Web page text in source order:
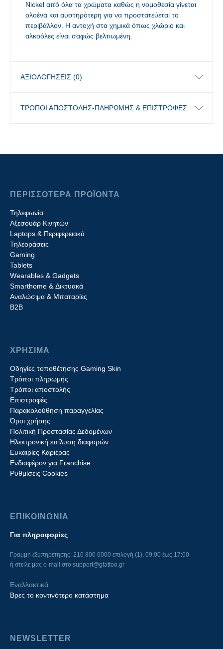
Nickel από όλα τα χρώματα καθώς η νομοθεσία γίνεται
ολοένα και αυστηρότερη για να προστατεύεται το
περιβάλλον. Η αντοχή στα χημικά όπως χλώριο και
αλκοόλες είναι σαφώς βελτιωμένη.
ΑΞΙΟΛΟΓΉΣΕΙΣ (0)
ΤΡΟΠΟΙ ΑΠΟΣΤΟΛΗΣ-ΠΛΗΡΩΜΗΣ & ΕΠΙΣΤΡΟΦΕΣ
ΠΕΡΙΣΣΟΤΕΡΑ ΠΡΟΪΟΝΤΑ
Τηλεφωνία
Αξεσουάρ Κινητών
Laptops & Περιφερειακά
Τηλεοράσεις
Gaming
Tablets
Wearables & Gadgets
Smarthome & Δικτυακά
Aναλώσιμα & Μπαταρίες
Β2B
ΧΡΗΣΙΜΑ
Οδηγίες τοποθέτησης Gaming Skin
Τρόποι πληρωμής
Τρόποι αποστολής
Επιστροφές
Παρακολούθηση παραγγελίας
Όροι χρήσης
Πολιτική Προστασίας Δεδομένων
Ηλεκτρονική επίλυση διαφορών
Ευκαιρίες Καριέρας
Ενδιαφέρον για Franchise
Ρυθμίσεις Cookies
ΕΠΙΚΟΙΝΩΝΙΑ
Για πληροφορίες
Γραμμή εξυπηρέτησης: 210 800 6000 επιλογή (1), 09:00 έως 17:00
ή στείλε μας e-mail στο support@gtattoo.gr
Εναλλακτικά
Βρες το κοντινότερο κατάστημα
NEWSLETTER